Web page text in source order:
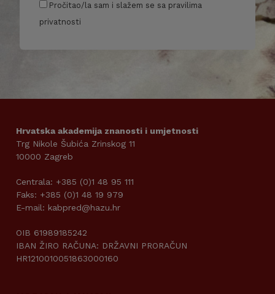
Pročitao/la sam i slažem se sa pravilima
privatnosti
Hrvatska akademija znanosti i umjetnosti
Trg Nikole Šubića Zrinskog 11
10000 Zagreb
Centrala: +385 (0)1 48 95 111
Faks: +385 (0)1 48 19 979
E-mail: kabpred@hazu.hr
OIB 61989185242
IBAN ŽIRO RAČUNA: DRŽAVNI PRORAČUN
HR1210010051863000160